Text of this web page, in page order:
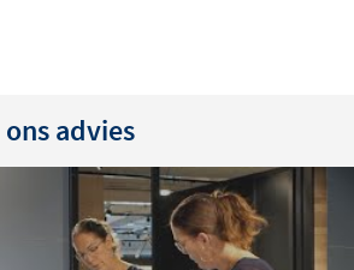
ons advies